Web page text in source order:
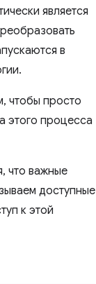
является
в
чтобы просто
этого процесса
что важные
доступные
к этой